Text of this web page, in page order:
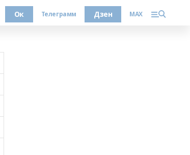
Ок Телеграмм Дзен MAX